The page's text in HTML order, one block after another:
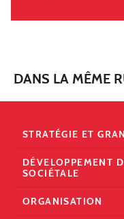
DANS LA MÊME
STRATÉGIE ET
DÉVELOPPEMENT
SOCIÉTALE
ORGANISATION